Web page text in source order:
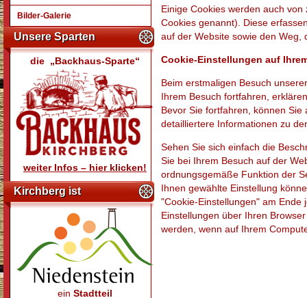
Bilder-Galerie
Unsere Sparten
die „Backhaus-Sparte“
weiter Infos – hier klicken!
Kirchberg ist
ein Stadtteil
Einige Cookies werden auch
Cookies genannt). Diese
auf der Website sowie den Weg,
Cookie-Einstellungen auf
Beim erstmaligen Besuch
Ihrem Besuch fortfahren,
Bevor Sie fortfahren, können Sie
detailliertere Informationen zu
Sehen Sie sich einfach die
Sie bei Ihrem Besuch auf der
ordnungsgemäße Funktion der
Ihnen gewählte Einstellung
"Cookie-Einstellungen" am
Einstellungen über Ihren
werden, wenn auf Ihrem